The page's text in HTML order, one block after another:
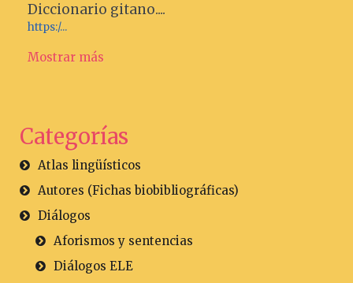
Diccionario gitano....
https:/...
Mostrar más
Categorías
Atlas lingüísticos
Autores (Fichas biobibliográficas)
Diálogos
Aforismos y sentencias
Diálogos ELE